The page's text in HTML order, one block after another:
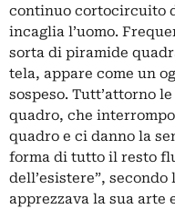
continuo cortocircuito
incaglia l’uomo.
sorta di piramide
tela, appare come un
sospeso. Tutt’attorno
quadro, che
quadro e ci danno la
forma di tutto il resto
dell’esistere”,
apprezzava la sua arte